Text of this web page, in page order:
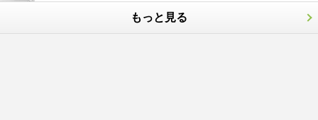
もっと見る